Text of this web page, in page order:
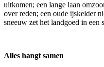
uitkomen; een lange laan
over reden; een oude ijskelder
sneeuw zet het landgoed in een
Alles hangt samen